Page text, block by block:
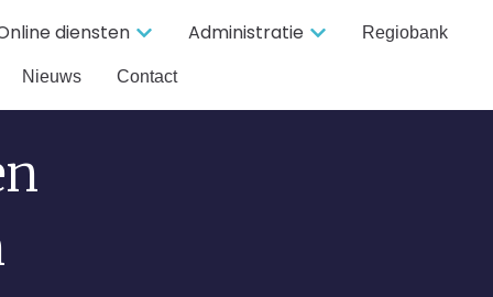
diensten Administratie Regiobank
Nieuws Contact